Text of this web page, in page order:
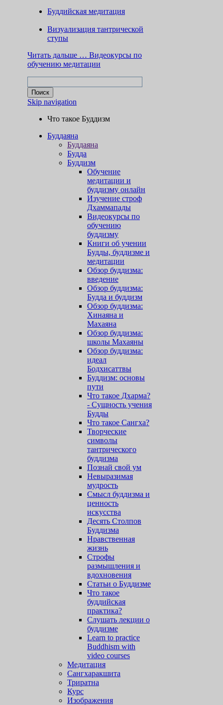
Буддийская медитация
Визуализация тантрической
ступы
Читать дальше … Видеокурсы по
обучению медитации
Skip navigation
Что такое Буддизм
Буддаяна
Буддаяна
Будда
Буддизм
Обучение
медитации и
буддизму онлайн
Изучение строф
Дхаммапады
Видеокурсы по
обучению
буддизму
Книги об учении
Будды, буддизме и
медитации
Обзор буддизма:
введение
Обзор буддизма:
Будда и буддизм
Обзор буддизма:
Хинаяна и
Махаяна
Обзор буддизма:
школы Махаяны
Обзор буддизма:
идеал
Бодхисаттвы
Буддизм: основы
пути
Что такое Дхарма?
- Сущность учения
Будды
Что такое Сангха?
Творческие
символы
тантрического
буддизма
Познай свой ум
Невыразимая
мудрость
Смысл буддизма и
ценность
искусства
Десять Столпов
Буддизма
Нравственная
жизнь
Строфы
размышления и
вдохновения
Статьи о Буддизме
Что такое
буддийская
практика?
Слушать лекции о
буддизме
Learn to practice
Buddhism with
video courses
Медитация
Сангхаракшита
Триратна
Курс
Изображения